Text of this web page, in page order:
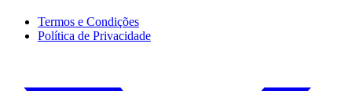
Termos e Condições
Política de Privacidade